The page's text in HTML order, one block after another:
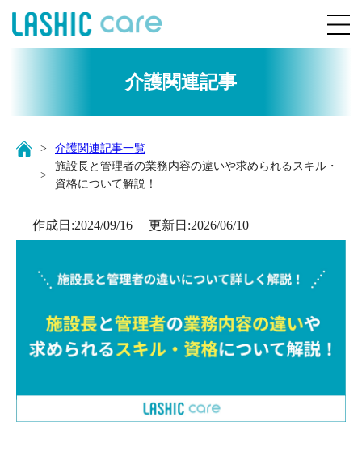
介護関連記事
介護関連記事一覧
施設長と管理者の業務内容の違いや求められるスキル・
資格について解説！
作成日:2024/09/16 更新日:2026/06/10